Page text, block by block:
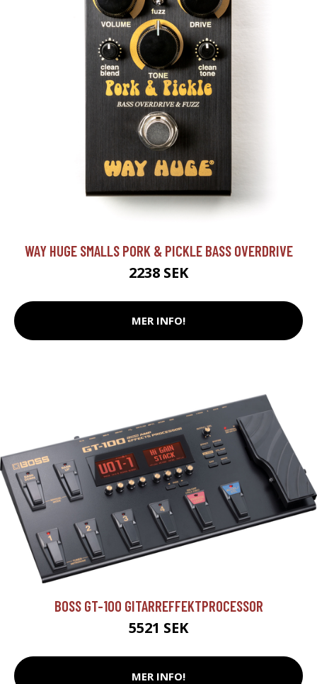
WAY HUGE SMALLS PORK & PICKLE BASS OVERDRIVE
2238 SEK
MER INFO!
BOSS GT-100 GITARREFFEKTPROCESSOR
5521 SEK
MER INFO!